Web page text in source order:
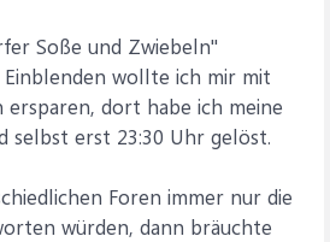
Soße und Zwiebeln"
Einblenden wollte ich mir mit
ersparen, dort habe ich meine
selbst erst 23:30 Uhr gelöst.
Foren immer nur die
würden, dann bräuchte